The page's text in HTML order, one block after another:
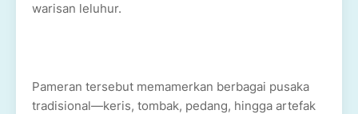
warisan leluhur.
Pameran tersebut memamerkan berbagai pusaka
tradisional—keris, tombak, pedang, hingga artefak